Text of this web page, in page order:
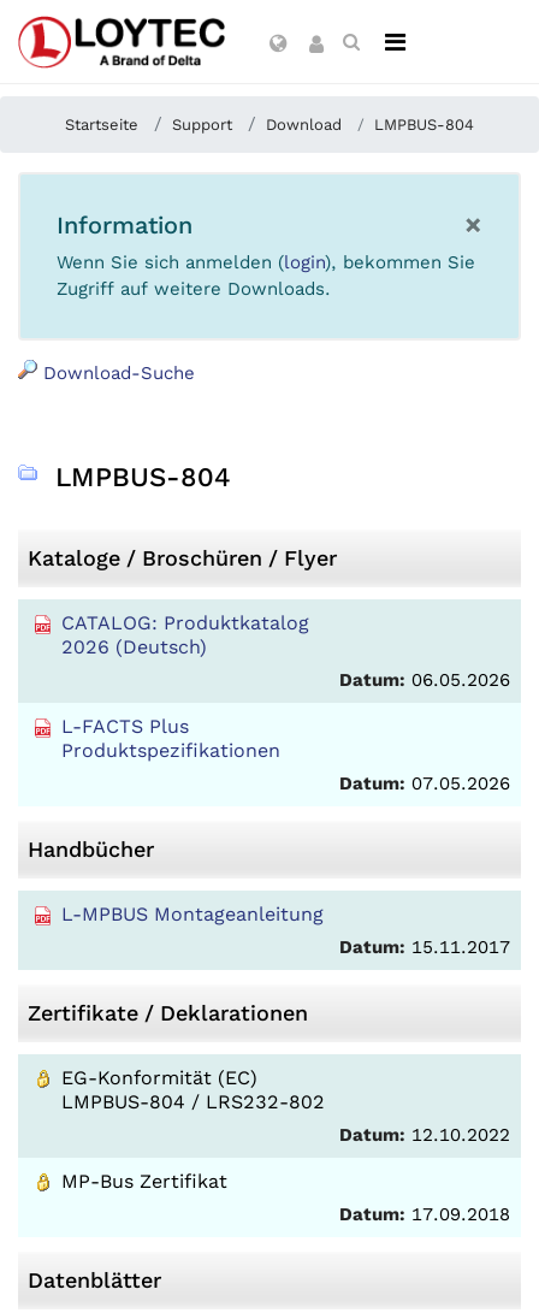
Startseite Support Download LMPBUS-804
×
Information
Wenn Sie sich anmelden (login), bekommen Sie
Zugriff auf weitere Downloads.
Download-Suche
LMPBUS-804
Kataloge / Broschüren / Flyer
CATALOG: Produktkatalog
2026 (Deutsch)
Datum: 06.05.2026
L-FACTS Plus
Produktspezifikationen
Datum: 07.05.2026
Handbücher
L-MPBUS Montageanleitung
Datum: 15.11.2017
Zertifikate / Deklarationen
EG-Konformität (EC)
LMPBUS-804 / LRS232-802
Datum: 12.10.2022
MP-Bus Zertifikat
Datum: 17.09.2018
Datenblätter